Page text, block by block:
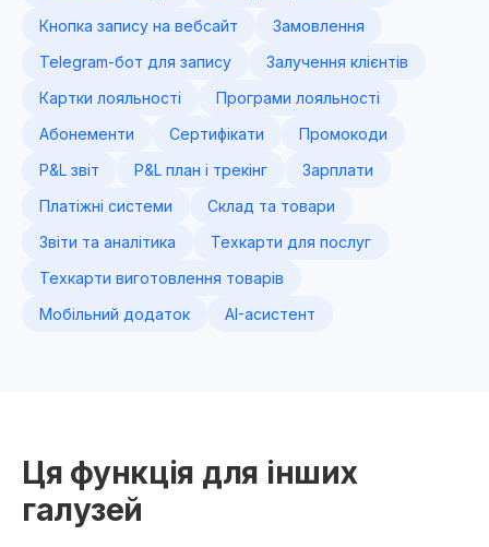
Кнопка запису на вебсайт
Замовлення
Telegram-бот для запису
Залучення клієнтів
Картки лояльності
Програми лояльності
Абонементи
Сертифікати
Промокоди
P&L звіт
P&L план і трекінг
Зарплати
Платіжні системи
Склад та товари
Звіти та аналітика
Техкарти для послуг
Техкарти виготовлення товарів
Мобільний додаток
AI-асистент
Ця функція для інших
галузей